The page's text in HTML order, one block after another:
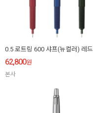
0.5 로트링 600 샤프(뉴컬러) 레드
62,800원
본사